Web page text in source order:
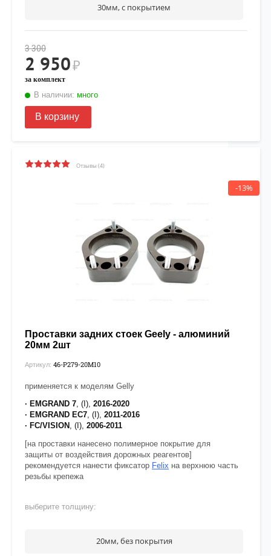
30мм, с покрытием
3 300
2 950₽
за комплект
В наличии: много
В корзину
Отзывы (4)
-13%
Проставки задних стоек Geely - алюминий
20мм 2шт
Артикул: 46-P279-20М10
применяется к моделям Gelly
· EMGRAND 7 , (I), 2016-2020
· EMGRAND EC7 , (I), 2011-2016
· FC/VISION
, (I), 2006-2011
[на проставки нанесено полимерное покрытие для
защиты от воздействия дорожных реагентов]
рекомендуется нанести фиксатор Felix на верхнюю часть
резьбы крепежа
выберите толщину:
20мм, без покрытия